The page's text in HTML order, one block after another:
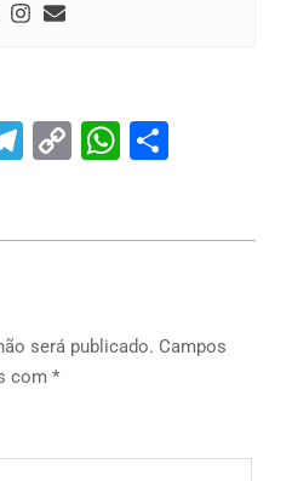
Telegram
Copy
será publicado. Campos
com *